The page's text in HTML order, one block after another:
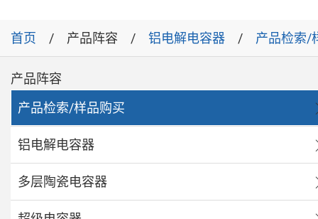
首页 产品阵容 铝电解电容器 产品检索/
产品阵容
产品检索/样品购买
铝电解电容器
多层陶瓷电容器